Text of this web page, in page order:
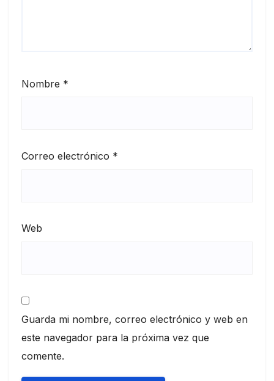
Nombre *
Correo electrónico *
Web
Guarda mi nombre, correo electrónico y web en
este navegador para la próxima vez que
comente.